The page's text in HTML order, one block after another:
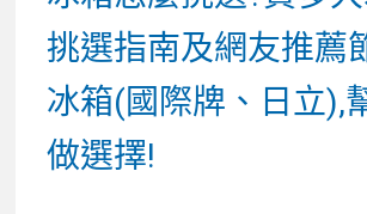
post:
挑選指南及網友推薦
冰箱(國際牌、日立),
做選擇!